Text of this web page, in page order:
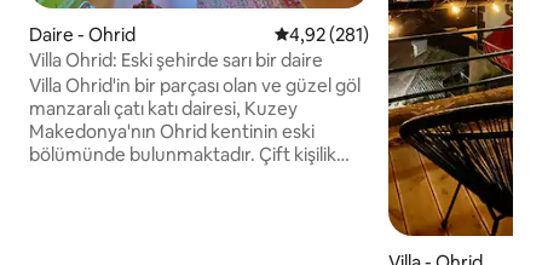
Daire - Ohrid 5 üzerinden ortalama 4,92
4,92 (281)
Villa Ohrid: Eski şehirde sarı bir daire
Villa Ohrid'in bir parçası olan ve güzel göl
manzaralı çatı katı dairesi, Kuzey
Makedonya'nın Ohrid kentinin eski
bölümünde bulunmaktadır. Çift kişilik